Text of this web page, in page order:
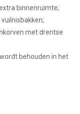
binnenruimte;
met drentse
behouden in het